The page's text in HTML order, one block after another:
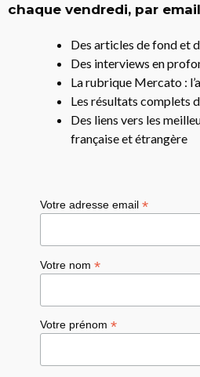
chaque vendredi, par
Des articles de fond et
Des interviews en
La rubrique Mercato :
Les résultats complets
Des liens vers les
française et étrangère
Votre adresse email*
Votre nom*
Votre prénom*